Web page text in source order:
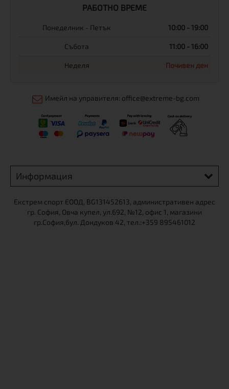
РАБОТНО ВРЕМЕ
Понеделник - Петък 10:00 - 19:00
Събота 11:00 - 16:00
Неделя Почивен ден
Имейл на управителя: office@extreme-bg.com
Информация
Екстрем спорт ЕООД, BG131452613, административен адрес
гр. София, Овча купел, ул.692, №12, офис 1, магазини
гр.София,бул. Дондуков 42, тел.:+359 895461012